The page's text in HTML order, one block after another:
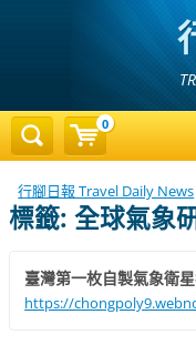
行腳日報 Travel Daily News
標籤: 全球氣象
臺灣第一枚自製氣象衛
https://
0